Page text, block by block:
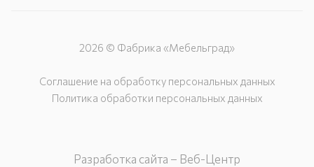
2026 © Фабрика «Мебельград»
Соглашение на обработку персональных данных
Политика обработки персональных данных
Разработка сайта – Веб-Центр